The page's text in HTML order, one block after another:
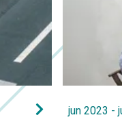
jun 2023 -